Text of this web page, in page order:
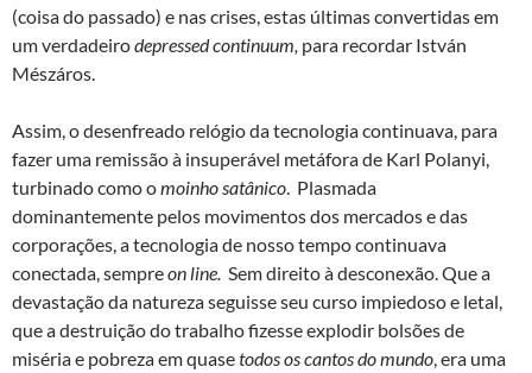
(coisa do passado) e nas crises, estas últimas convertidas em
um verdadeirodepressed continuum, para recordar István
Mészáros.
Assim, o desenfreado relógio da tecnologia continuava, para
fazer uma remissão à insuperável metáfora de Karl Polanyi,
turbinado como omoinho satânico. Plasmada
dominantemente pelos movimentos dos mercados e das
corporações, a tecnologia de nosso tempo continuava
conectada, sempreon line. Sem direito à desconexão. Que a
devastação da natureza seguisse seu curso impiedoso e letal,
que a destruição do trabalho fizesse explodir bolsões de
miséria e pobreza em quasetodos os cantos do mundo, era uma